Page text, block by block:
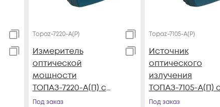
Topaz-7220-A(P)
Измеритель
оптической
мощности
ТОПАЗ-7220-A(П) с
поверкой
Под заказ
Topaz-7105-A(P)
Источник
оптического
излучения
ТОПАЗ-7105-A(П)
поверкой
Под заказ